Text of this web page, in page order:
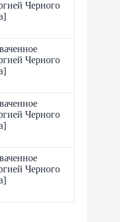
Черного
Черного
Черного
Черного